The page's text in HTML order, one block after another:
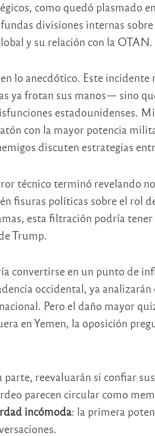
como quedó plasmado
divisiones internas
y su relación con la OTAN.
lo anecdótico. Este
ya frotan sus manos— sino
estadounidenses.
con la mayor potencia
discuten estrategias
técnico terminó revelando
fisuras políticas sobre el rol
esta filtración podría
Trump.
convertirse en un punto de
occidental, ya
Pero el daño mayor
en Yemen, la oposición
parte, reevaluarán si confiar
parecen circular como
incómoda: la primera